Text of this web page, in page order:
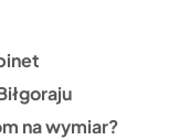
na wymiar?